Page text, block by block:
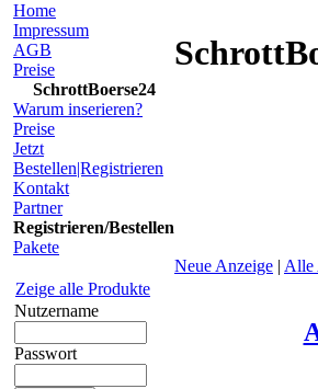
Home
Impressum
AGB
Preise
SchrottBoerse24
Warum inserieren?
Preise
Jetzt
Bestellen|Registrieren
Kontakt
Partner
Registrieren/Bestellen
Pakete
Zeige alle Produkte
Nutzername
Passwort
Neue Anzeige | Alle